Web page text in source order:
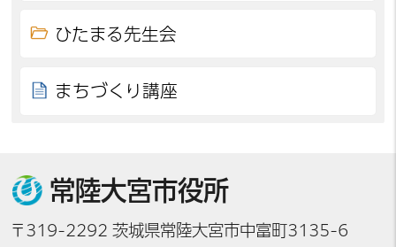
ひたまる先生会
まちづくり講座
常陸大宮市役所
〒319-2292 茨城県常陸大宮市中富町3135-6